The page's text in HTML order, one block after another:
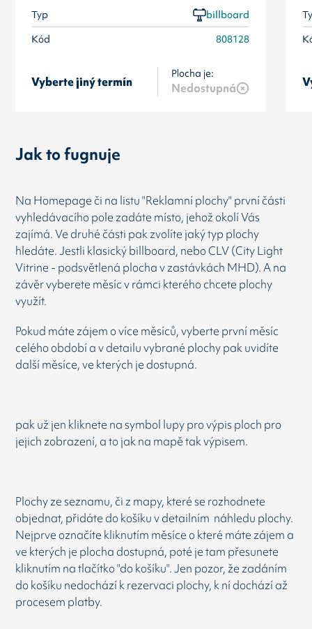
Typ
billboard
Kód
808128
Vyberte jiný termín
Plocha je:
Nedostupná
Jak to fugnuje
Na Homepage či na listu "Reklamní plochy" první části
vyhledávacího pole zadáte místo, jehož okolí Vás
zajímá. Ve druhé části pak zvolíte jaký typ plochy
hledáte. Jestli klasický billboard, nebo CLV (City Light
Vitrine - podsvětlená plocha v zastávkách MHD). A na
závěr vyberete měsíc v rámci kterého chcete plochy
využít.
Pokud máte zájem o více měsíců, vyberte první měsíc
celého období a v detailu vybrané plochy pak uvidíte
další měsíce, ve kterých je dostupná.
pak už jen kliknete na symbol lupy pro výpis ploch pro
jejich zobrazení, a to jak na mapě tak výpisem.
Plochy ze seznamu, či z mapy, které se rozhodnete
objednat, přidáte do košíku v detailním náhledu plochy.
Nejprve označíte kliknutím měsíce o které máte zájem a
ve kterých je plocha dostupná, poté je tam přesunete
kliknutím na tlačítko "do košíku". Jen pozor, že zadáním
do košíku nedochází k rezervaci plochy, k ní dochází až
procesem platby.